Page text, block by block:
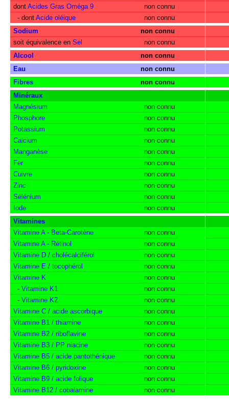
dont Acides Gras Oméga 9
non connu
- dont Acide oléique
non connu
Sodium
non connu
soit équivalence en Sel
non connu
Alcool
non connu
Eau
non connu
Fibres
non connu
Minéraux
Magnésium
non connu
Phosphore
non connu
Potassium
non connu
Calcium
non connu
Manganèse
non connu
Fer
non connu
Cuivre
non connu
Zinc
non connu
Sélénium
non connu
Iode
non connu
Vitamines
Vitamine A - Beta-Carotène
non connu
Vitamine A - Rétinol
non connu
Vitamine D / cholécalciférol
non connu
Vitamine E / tocophérol
non connu
Vitamine K
non connu
- Vitamine K1
non connu
- Vitamine K2
non connu
Vitamine C / acide ascorbique
non connu
Vitamine B1 / thiamine
non connu
Vitamine B2 / riboflavine
non connu
Vitamine B3 / PP niacine
non connu
Vitamine B5 / acide pantothénique
non connu
Vitamine B6 / pyridoxine
non connu
Vitamine B9 / acide folique
non connu
Vitamine B12 / cobalamine
non connu